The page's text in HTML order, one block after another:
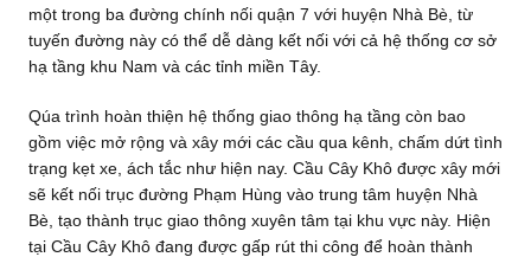
một trong ba đường chính nối quận 7 với huyện Nhà Bè, từ
tuyến đường này có thể dễ dàng kết nối với cả hệ thống cơ sở
hạ tầng khu Nam và các tỉnh miền Tây.
Qúa trình hoàn thiện hệ thống giao thông hạ tầng còn bao
gồm việc mở rộng và xây mới các cầu qua kênh, chấm dứt tình
trạng kẹt xe, ách tắc như hiện nay. Cầu Cây Khô được xây mới
sẽ kết nối trục đường Phạm Hùng vào trung tâm huyện Nhà
Bè, tạo thành trục giao thông xuyên tâm tại khu vực này. Hiện
tại Cầu Cây Khô đang được gấp rút thi công để hoàn thành